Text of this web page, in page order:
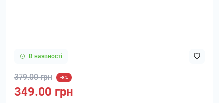
В наявності
379.00 грн -8%
349.00 грн